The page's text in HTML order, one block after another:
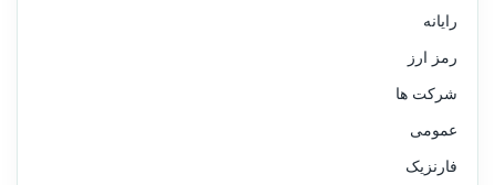
رایانه
رمز ارز
شرکت ها
عمومی
فارنزیک